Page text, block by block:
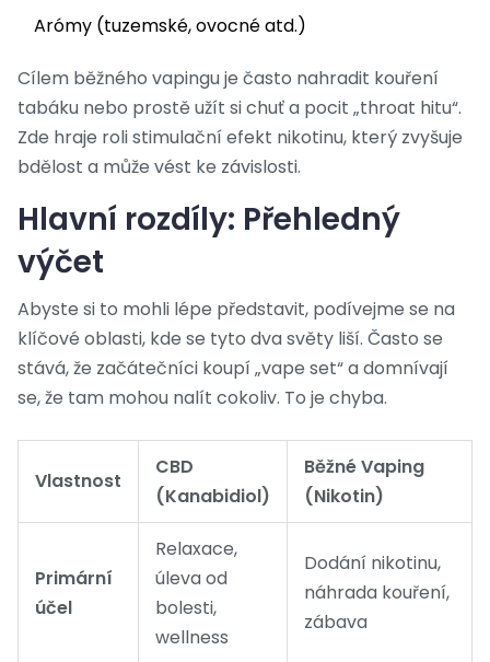
Arómy (tuzemské, ovocné atd.)
Cílem běžného vapingu je často nahradit kouření
tabáku nebo prostě užít si chuť a pocit „throat hitu“.
Zde hraje roli stimulační efekt nikotinu, který zvyšuje
bdělost a může vést ke závislosti.
Hlavní rozdíly: Přehledný
výčet
Abyste si to mohli lépe představit, podívejme se na
klíčové oblasti, kde se tyto dva světy liší. Často se
stává, že začátečníci koupí „vape set“ a domnívají
se, že tam mohou nalít cokoliv. To je chyba.
Vlastnost
CBD
(Kanabidiol)
Běžné Vaping
(Nikotin)
Primární
účel
Relaxace,
úleva od
bolesti,
wellness
Dodání nikotinu,
náhrada kouření,
zábava